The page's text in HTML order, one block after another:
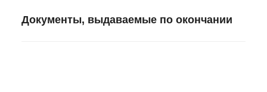
Документы, выдаваемые по окончании